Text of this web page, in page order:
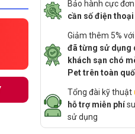
Bảo hành cực
cần số điện thoại
Giảm thêm 5%
đã từng sử dụng
khách sạn chó
Pet trên toàn
Tổng đài kỹ thuật
hỗ trợ miễn phí
sử dụng